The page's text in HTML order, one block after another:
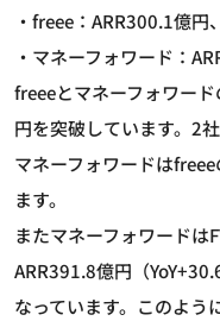
・freee：ARR300.1億円
・マネーフォワード：
freeeとマネーフォワー
円を突破しています。2
マネーフォワードは
ます。
またマネーフォワードは
ARR391.8億円（
なっています。このよう